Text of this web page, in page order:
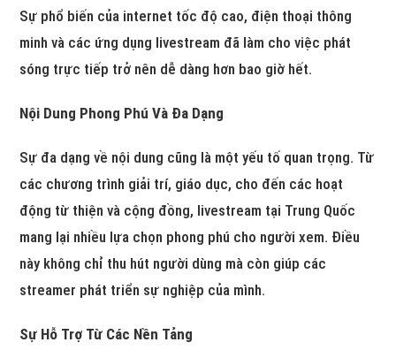
Sự phổ biến của internet tốc độ cao, điện thoại thông
minh và các ứng dụng livestream đã làm cho việc phát
sóng trực tiếp trở nên dễ dàng hơn bao giờ hết.
Nội Dung Phong Phú Và Đa Dạng
Sự đa dạng về nội dung cũng là một yếu tố quan trọng. Từ
các chương trình giải trí, giáo dục, cho đến các hoạt
động từ thiện và cộng đồng, livestream tại Trung Quốc
mang lại nhiều lựa chọn phong phú cho người xem. Điều
này không chỉ thu hút người dùng mà còn giúp các
streamer phát triển sự nghiệp của mình.
Sự Hỗ Trợ Từ Các Nền Tảng